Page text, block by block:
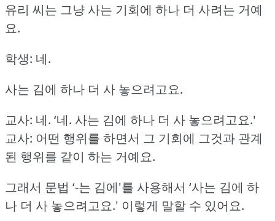
유리 씨는 그냥 사는 기회에 하나 더 사려는 거예
요.
학생: 네.
사는 김에 하나 더 사 놓으려고요.
교사: 네. ‘네. 사는 김에 하나 더 사 놓으려고요.'
교사: 어떤 행위를 하면서 그 기회에 그것과 관계
된 행위를 같이 하는 거예요.
그래서 문법 ‘-는 김에'를 사용해서 ‘사는 김에 하
나 더 사 놓으려고요.' 이렇게 말할 수 있어요.